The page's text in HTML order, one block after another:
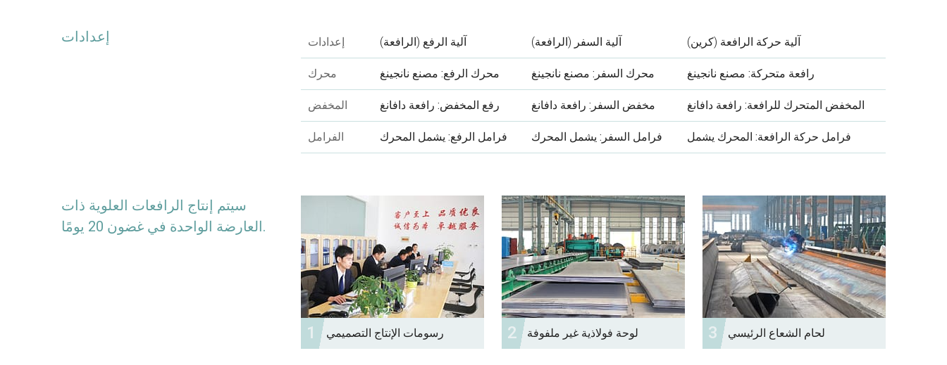
إعدادات إعدادات آلية الرفع (الرافعة) آلية السفر (الرافعة)
آلية حركة الرافعة (كرين)
محرك
محرك الرفع: مصنع نانجينغ محرك السفر: مصنع نانجينغ
رافعة متحركة: مصنع نانجينغ
المخفض
رفع المخفض: رافعة دافانغ مخفض السفر: رافعة دافانغ
المخفض المتحرك للرافعة: رافعة دافانغ
الفرامل
فرامل الرفع: يشمل المحرك فرامل السفر: يشمل المحرك فرامل حركة الرافعة: المحرك يشمل
سيتم إنتاج الرافعات العلوية ذات
العارضة الواحدة في غضون 20 يومًا.
1 رسومات الإنتاج التصميمي 2 لوحة فولاذية غير ملفوفة 3 لحام الشعاع الرئيسي